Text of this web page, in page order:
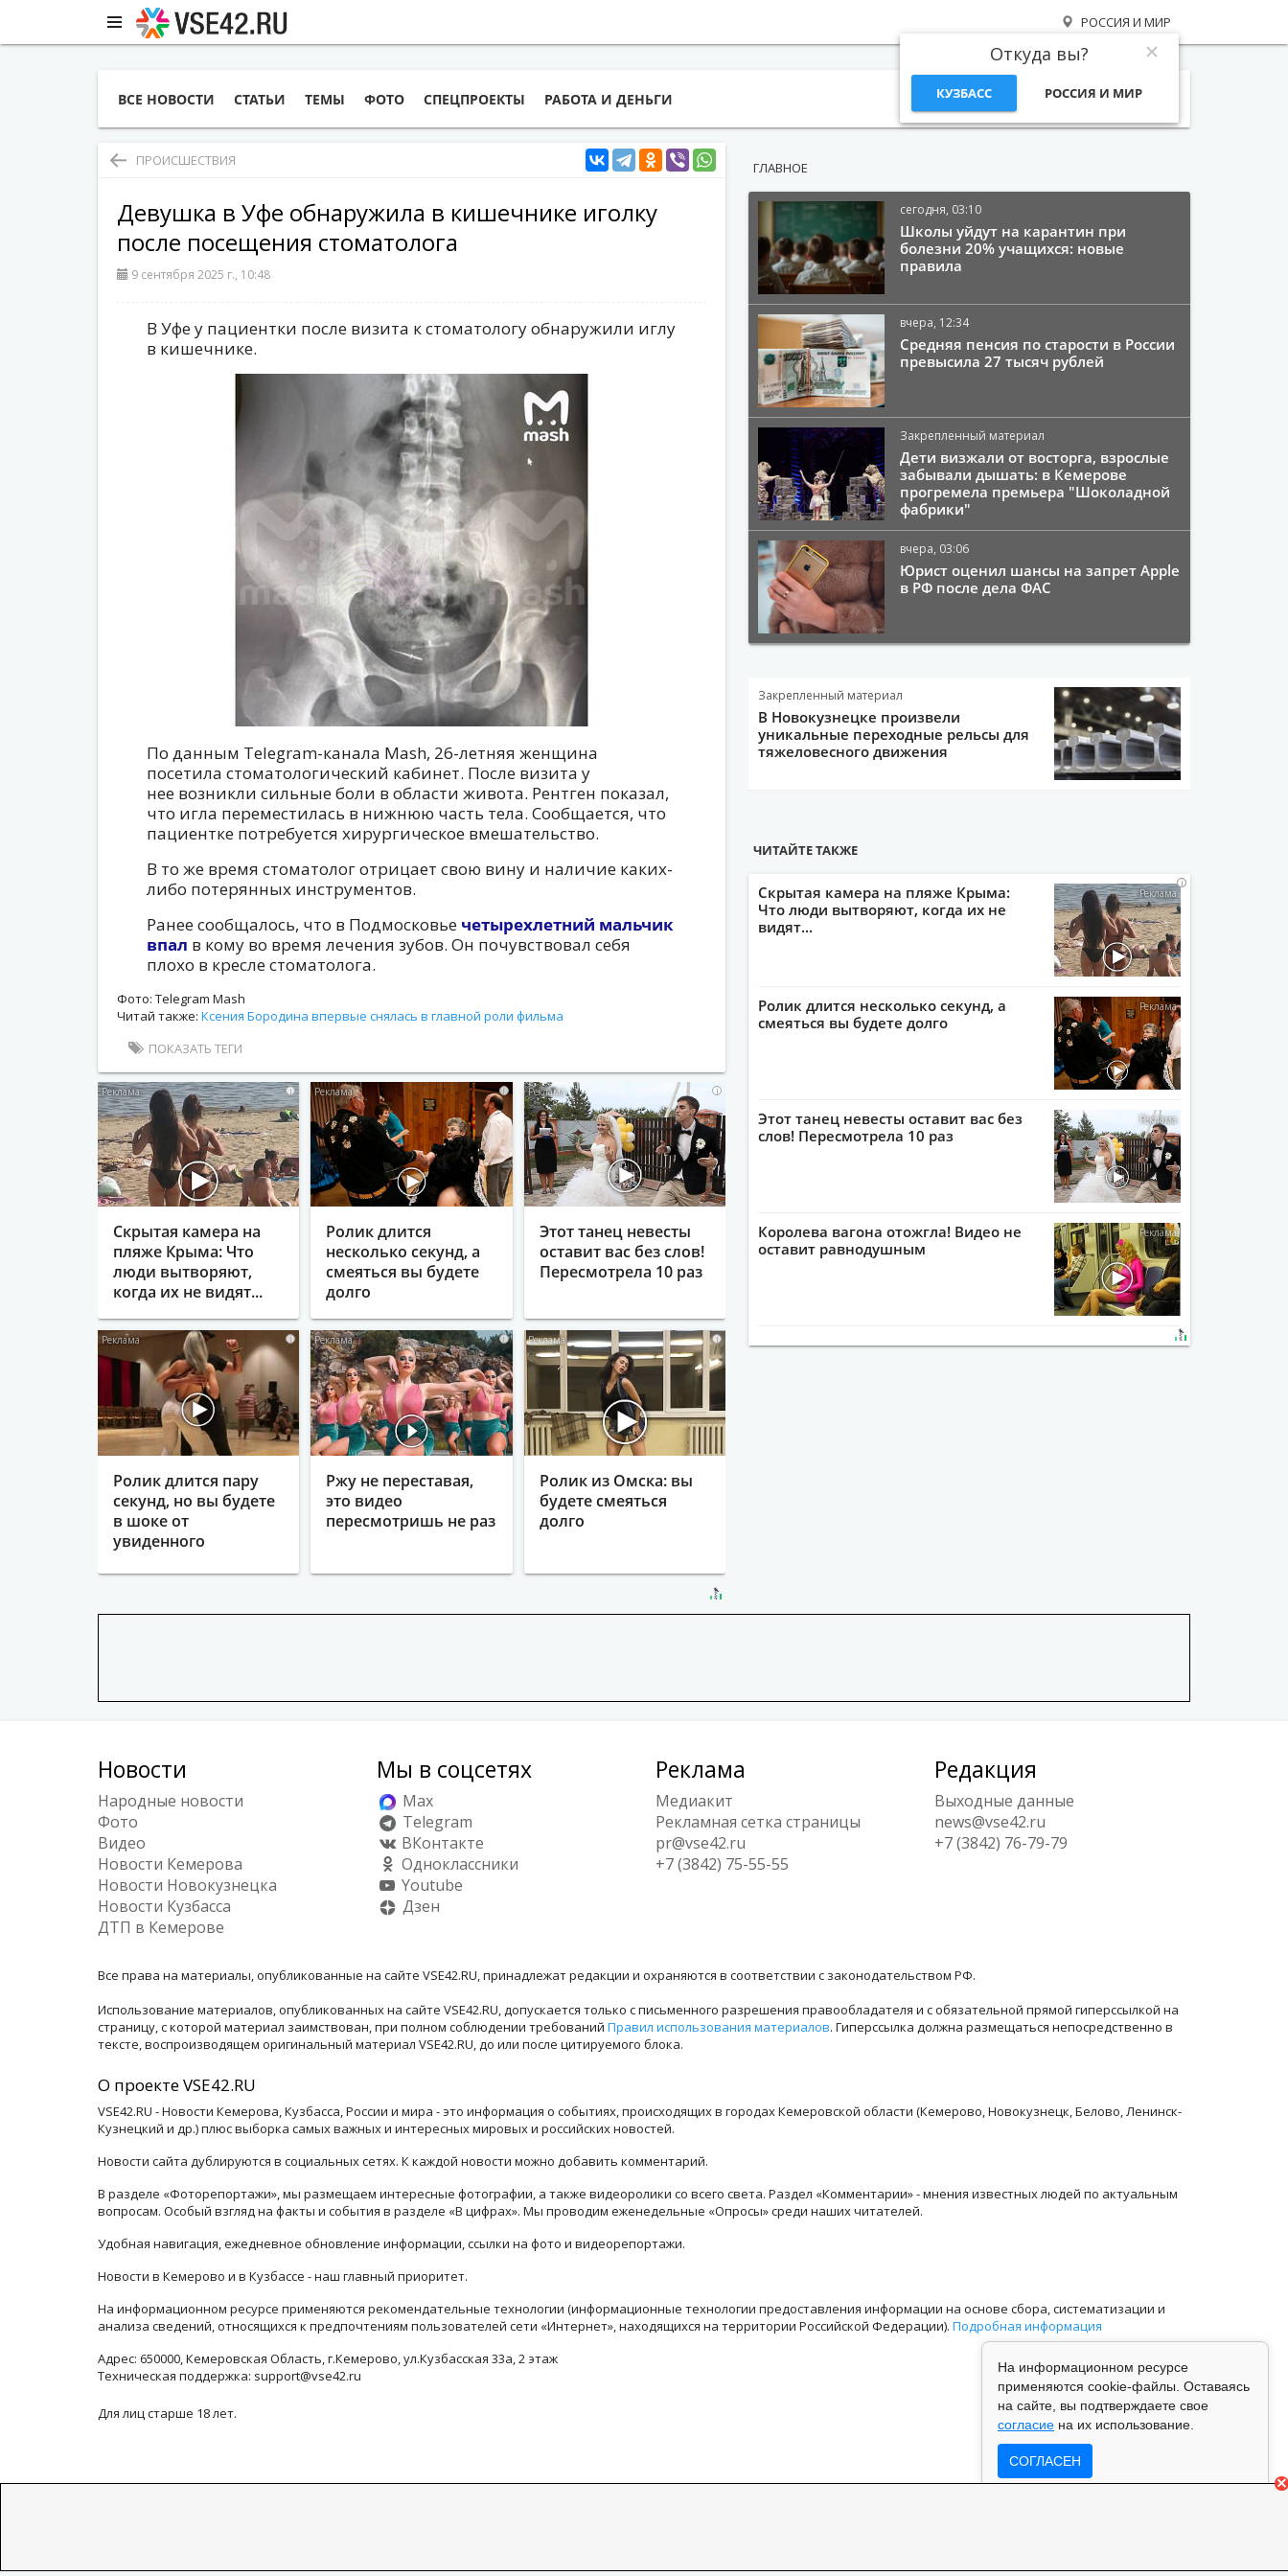
РОССИЯ И МИР
Откуда вы?
КУЗБАСС РОССИЯ И МИР
ВСЕ НОВОСТИ СТАТЬИ ТЕМЫ ФОТО СПЕЦПРОЕКТЫ РАБОТА И ДЕНЬГИ
ПРОИСШЕСТВИЯ
Девушка в Уфе обнаружила в кишечнике иголку
после посещения стоматолога
9 сентября 2025 г., 10:48
В Уфе у пациентки после визита к стоматологу обнаружили иглу
в кишечнике.
По данным Telegram-канала Mash, 26-летняя женщина
посетила стоматологический кабинет. После визита у
нее возникли сильные боли в области живота. Рентген показал,
что игла переместилась в нижнюю часть тела. Сообщается, что
пациентке потребуется хирургическое вмешательство.
В то же время стоматолог отрицает свою вину и наличие каких-
либо потерянных инструментов.
Ранее сообщалось, что в Подмосковье четырехлетний мальчик
впал в кому во время лечения зубов. Он почувствовал себя
плохо в кресле стоматолога.
Фото: Telegram Mash
Читай также: Ксения Бородина впервые снялась в главной роли фильма
ПОКАЗАТЬ ТЕГИ
i
Скрытая камера на
пляже Крыма: Что
люди вытворяют,
когда их не видят...
i
Ролик длится
несколько секунд, а
смеяться вы будете
долго
i
Этот танец невесты
оставит вас без слов!
Пересмотрела 10 раз
i
Ролик длится пару
секунд, но вы будете
в шоке от
увиденного
i
Ржу не переставая,
это видео
пересмотришь не раз
i
Ролик из Омска: вы
будете смеяться
долго
ГЛАВНОЕ
сегодня, 03:10
Школы уйдут на карантин при
болезни 20% учащихся: новые
правила
вчера, 12:34
Средняя пенсия по старости в России
превысила 27 тысяч рублей
Закрепленный материал
Дети визжали от восторга, взрослые
забывали дышать: в Кемерове
прогремела премьера "Шоколадной
фабрики"
вчера, 03:06
Юрист оценил шансы на запрет Apple
в РФ после дела ФАС
Закрепленный материал
В Новокузнецке произвели
уникальные переходные рельсы для
тяжеловесного движения
ЧИТАЙТЕ ТАКЖЕ
i
Скрытая камера на пляже Крыма:
Что люди вытворяют, когда их не
видят...
i
Ролик длится несколько секунд, а
смеяться вы будете долго
i
Этот танец невесты оставит вас без
слов! Пересмотрела 10 раз
i
Королева вагона отожгла! Видео не
оставит равнодушным
Новости
Народные новости
Фото
Видео
Новости Кемерова
Новости Новокузнецка
Новости Кузбасса
ДТП в Кемерове
Мы в соцсетях
Max
Telegram
ВКонтакте
Одноклассники
Youtube
Дзен
Реклама
Медиакит
Рекламная сетка страницы
pr@vse42.ru
+7 (3842) 75-55-55
Редакция
Выходные данные
news@vse42.ru
+7 (3842) 76-79-79
Все права на материалы, опубликованные на сайте VSE42.RU, принадлежат редакции и охраняются в соответствии с законодательством РФ.
Использование материалов, опубликованных на сайте VSE42.RU, допускается только с письменного разрешения правообладателя и с обязательной прямой гиперссылкой на
страницу, с которой материал заимствован, при полном соблюдении требований Правил использования материалов. Гиперссылка должна размещаться непосредственно в
тексте, воспроизводящем оригинальный материал VSE42.RU, до или после цитируемого блока.
О проекте VSE42.RU
VSE42.RU - Новости Кемерова, Кузбасса, России и мира - это информация о событиях, происходящих в городах Кемеровской области (Кемерово, Новокузнецк, Белово, Ленинск-
Кузнецкий и др.) плюс выборка самых важных и интересных мировых и российских новостей.
Новости сайта дублируются в социальных сетях. К каждой новости можно добавить комментарий.
В разделе «Фоторепортажи», мы размещаем интересные фотографии, а также видеоролики со всего света. Раздел «Комментарии» - мнения известных людей по актуальным
вопросам. Особый взгляд на факты и события в разделе «В цифрах». Мы проводим еженедельные «Опросы» среди наших читателей.
Удобная навигация, ежедневное обновление информации, ссылки на фото и видеорепортажи.
Новости в Кемерово и в Кузбассе - наш главный приоритет.
На информационном ресурсе применяются рекомендательные технологии (информационные технологии предоставления информации на основе сбора, систематизации и
анализа сведений, относящихся к предпочтениям пользователей сети «Интернет», находящихся на территории Российской Федерации). Подробная информация
Адрес: 650000, Кемеровская Область, г.Кемерово, ул.Кузбасская 33а, 2 этаж
Техническая поддержка: support@vse42.ru
Для лиц старше 18 лет.
На информационном ресурсе
применяются cookie-файлы. Оставаясь
на сайте, вы подтверждаете свое
согласие на их использование.
СОГЛАСЕН